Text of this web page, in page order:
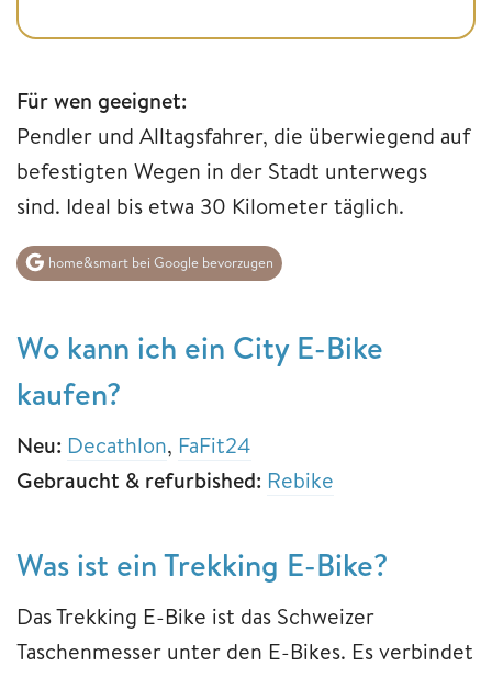
Für wen geeignet:
Pendler und Alltagsfahrer, die überwiegend auf
befestigten Wegen in der Stadt unterwegs
sind. Ideal bis etwa 30 Kilometer täglich.
home&smart bei Google bevorzugen
Wo kann ich ein City E-Bike
kaufen?
Neu: Decathlon, FaFit24
Gebraucht & refurbished: Rebike
Was ist ein Trekking E-Bike?
Das Trekking E-Bike ist das Schweizer
Taschenmesser unter den E-Bikes. Es verbindet